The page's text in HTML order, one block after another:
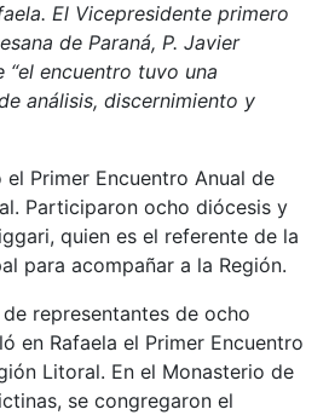
El Vicepresidente primero
de Paraná, P. Javier
encuentro tuvo una
análisis, discernimiento y
el Primer Encuentro Anual de
Participaron ocho diócesis y
quien es el referente de la
para acompañar a la Región.
representantes de ocho
en Rafaela el Primer Encuentro
Litoral. En el Monasterio de
se congregaron el